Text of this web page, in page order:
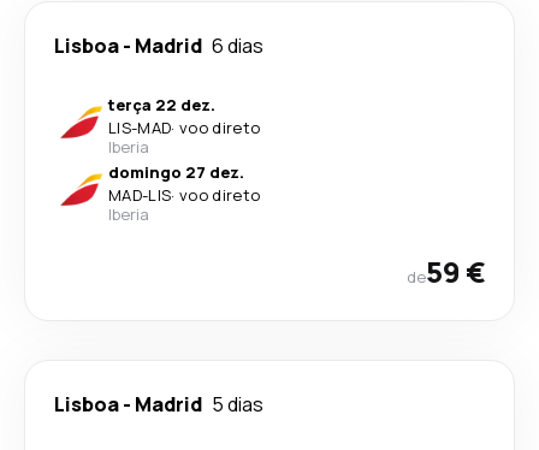
Lisboa- Madrid 6 dias
terça 22 dez.
LIS-MAD· voo direto
Iberia
domingo 27 dez.
MAD-LIS· voo direto
Iberia
de59 €
Lisboa- Madrid 5 dias